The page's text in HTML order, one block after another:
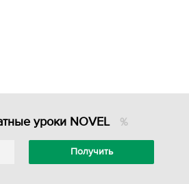
уроки NOVEL